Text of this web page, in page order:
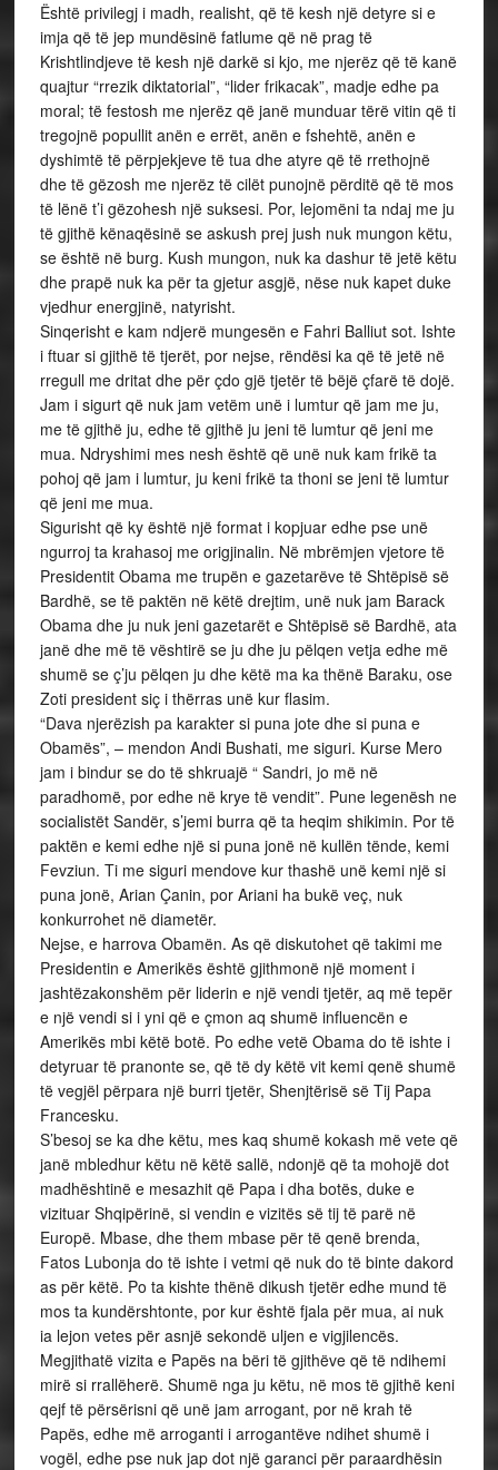
Është privilegj i madh, realisht, që të kesh një detyre si e
imja që të jep mundësinë fatlume që në prag të
Krishtlindjeve të kesh një darkë si kjo, me njerëz që të kanë
quajtur “rrezik diktatorial”, “lider frikacak”, madje edhe pa
moral; të festosh me njerëz që janë munduar tërë vitin që ti
tregojnë popullit anën e errët, anën e fshehtë, anën e
dyshimtë të përpjekjeve të tua dhe atyre që të rrethojnë
dhe të gëzosh me njerëz të cilët punojnë përditë që të mos
të lënë t’i gëzohesh një suksesi. Por, lejomëni ta ndaj me ju
të gjithë kënaqësinë se askush prej jush nuk mungon këtu,
se është në burg. Kush mungon, nuk ka dashur të jetë këtu
dhe prapë nuk ka për ta gjetur asgjë, nëse nuk kapet duke
vjedhur energjinë, natyrisht.
Sinqerisht e kam ndjerë mungesën e Fahri Balliut sot. Ishte
i ftuar si gjithë të tjerët, por nejse, rëndësi ka që të jetë në
rregull me dritat dhe për çdo gjë tjetër të bëjë çfarë të dojë.
Jam i sigurt që nuk jam vetëm unë i lumtur që jam me ju,
me të gjithë ju, edhe të gjithë ju jeni të lumtur që jeni me
mua. Ndryshimi mes nesh është që unë nuk kam frikë ta
pohoj që jam i lumtur, ju keni frikë ta thoni se jeni të lumtur
që jeni me mua.
Sigurisht që ky është një format i kopjuar edhe pse unë
ngurroj ta krahasoj me origjinalin. Në mbrëmjen vjetore të
Presidentit Obama me trupën e gazetarëve të Shtëpisë së
Bardhë, se të paktën në këtë drejtim, unë nuk jam Barack
Obama dhe ju nuk jeni gazetarët e Shtëpisë së Bardhë, ata
janë dhe më të vështirë se ju dhe ju pëlqen vetja edhe më
shumë se ç’ju pëlqen ju dhe këtë ma ka thënë Baraku, ose
Zoti president siç i thërras unë kur flasim.
“Dava njerëzish pa karakter si puna jote dhe si puna e
Obamës”, – mendon Andi Bushati, me siguri. Kurse Mero
jam i bindur se do të shkruajë “ Sandri, jo më në
paradhomë, por edhe në krye të vendit”. Pune legenësh ne
socialistët Sandër, s’jemi burra që ta heqim shikimin. Por të
paktën e kemi edhe një si puna jonë në kullën tënde, kemi
Fevziun. Ti me siguri mendove kur thashë unë kemi një si
puna jonë, Arian Çanin, por Ariani ha bukë veç, nuk
konkurrohet në diametër.
Nejse, e harrova Obamën. As që diskutohet që takimi me
Presidentin e Amerikës është gjithmonë një moment i
jashtëzakonshëm për liderin e një vendi tjetër, aq më tepër
e një vendi si i yni që e çmon aq shumë influencën e
Amerikës mbi këtë botë. Po edhe vetë Obama do të ishte i
detyruar të pranonte se, që të dy këtë vit kemi qenë shumë
të vegjël përpara një burri tjetër, Shenjtërisë së Tij Papa
Francesku.
S’besoj se ka dhe këtu, mes kaq shumë kokash më vete që
janë mbledhur këtu në këtë sallë, ndonjë që ta mohojë dot
madhështinë e mesazhit që Papa i dha botës, duke e
vizituar Shqipërinë, si vendin e vizitës së tij të parë në
Europë. Mbase, dhe them mbase për të qenë brenda,
Fatos Lubonja do të ishte i vetmi që nuk do të binte dakord
as për këtë. Po ta kishte thënë dikush tjetër edhe mund të
mos ta kundërshtonte, por kur është fjala për mua, ai nuk
ia lejon vetes për asnjë sekondë uljen e vigjilencës.
Megjithatë vizita e Papës na bëri të gjithëve që të ndihemi
mirë si rrallëherë. Shumë nga ju këtu, në mos të gjithë keni
qejf të përsërisni që unë jam arrogant, por në krah të
Papës, edhe më arroganti i arrogantëve ndihet shumë i
vogël, edhe pse nuk jap dot një garanci për paraardhësin